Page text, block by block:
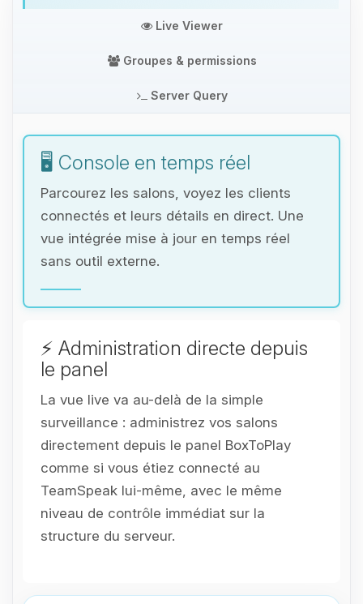
Live Viewer
Groupes & permissions
Server Query
🖥️ Console en temps réel
Parcourez les salons, voyez les clients
connectés et leurs détails en direct. Une
vue intégrée mise à jour en temps réel
sans outil externe.
⚡ Administration directe depuis
le panel
La vue live va au-delà de la simple
surveillance : administrez vos salons
directement depuis le panel BoxToPlay
comme si vous étiez connecté au
TeamSpeak lui-même, avec le même
niveau de contrôle immédiat sur la
structure du serveur.